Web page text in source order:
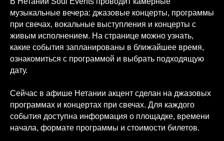
музыкальные вечера: джазовые концерты, программы
при свечах, вокальные выступления и концерты с
живым исполнением. На странице можно узнать,
какие события запланированы в ближайшее время,
ознакомиться с программой и выбрать подходящую
дату.
Сейчас в афише Нетании акцент сделан на джазовых
программах и концертах при свечах. Для каждого
события доступна информация о площадке, времени
начала, формате программы и стоимости билетов.